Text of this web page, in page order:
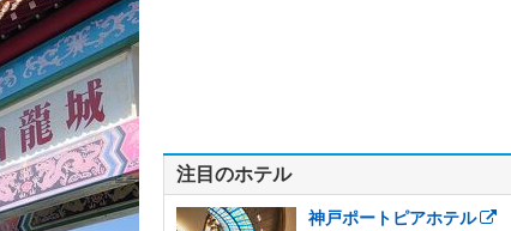
注目のホテル
神戸ポートピアホテル